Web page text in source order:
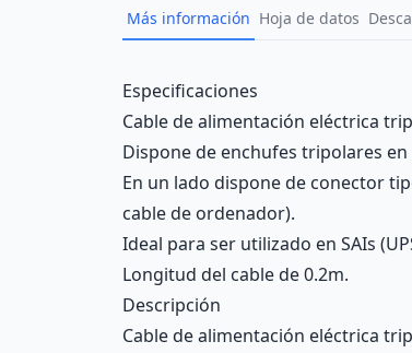
Más información Hoja de datos
Description
Especificaciones
Cable de alimentación eléctrica
Dispone de enchufes tripolares
En un lado dispone de conector
cable de ordenador).
Ideal para ser utilizado en SAIs
Longitud del cable de 0.2m.
Descripción
Cable de alimentación eléctrica